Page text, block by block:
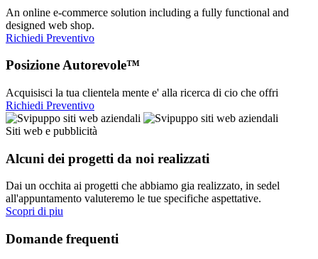
An online e-commerce solution including a fully functional and
designed web shop.
Richiedi Preventivo
Posizione Autorevole™
Acquisisci la tua clientela mente e' alla ricerca di cio che offri
Richiedi Preventivo
Siti web e pubblicità
Alcuni dei progetti da noi realizzati
Dai un occhita ai progetti che abbiamo gia realizzato, in sedel
all'appuntamento valuteremo le tue specifiche aspettative.
Scopri di piu
Domande frequenti